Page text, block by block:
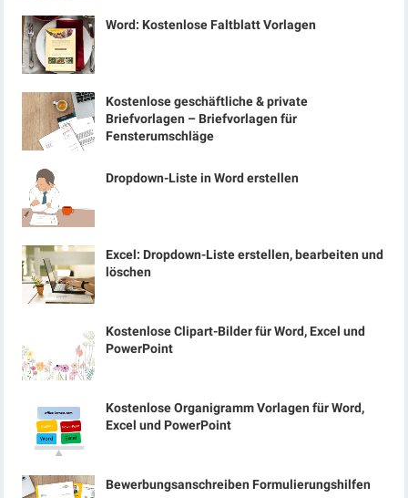
Word: Kostenlose Faltblatt Vorlagen
Kostenlose geschäftliche & private
Briefvorlagen – Briefvorlagen für
Fensterumschläge
Dropdown-Liste in Word erstellen
Excel: Dropdown-Liste erstellen, bearbeiten und
löschen
Kostenlose Clipart-Bilder für Word, Excel und
PowerPoint
Kostenlose Organigramm Vorlagen für Word,
Excel und PowerPoint
Bewerbungsanschreiben Formulierungshilfen